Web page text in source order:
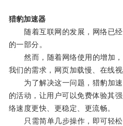
猎豹加速器
随着互联网的发展，网络已经
的一部分。
然而，随着网络使用的增加，
我们的需求，网页加载慢、在线
为了解决这一问题，猎豹加速
的活动，让用户可以免费体验其
络速度更快、更稳定、更流畅。
只需简单几步操作，即可轻松